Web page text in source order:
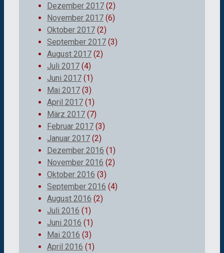
Dezember 2017 (2)
November 2017 (6)
Oktober 2017 (2)
September 2017 (3)
August 2017 (2)
Juli 2017 (4)
Juni 2017 (1)
Mai 2017 (3)
April 2017 (1)
März 2017 (7)
Februar 2017 (3)
Januar 2017 (2)
Dezember 2016 (1)
November 2016 (2)
Oktober 2016 (3)
September 2016 (4)
August 2016 (2)
Juli 2016 (1)
Juni 2016 (1)
Mai 2016 (3)
April 2016 (1)